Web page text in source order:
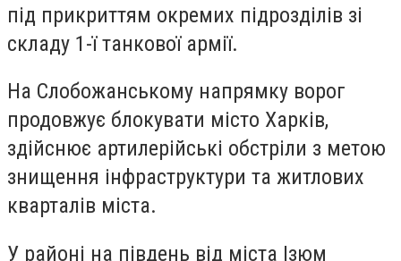
під прикриттям окремих підрозділів зі
складу 1-ї танкової армії.
На Слобожанському напрямку ворог
продовжує блокувати місто Харків,
здійснює артилерійські обстріли з метою
знищення інфраструктури та житлових
кварталів міста.
У районі на південь від міста Ізюм